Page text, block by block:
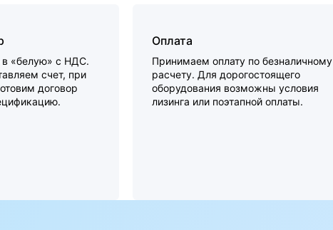
в «белую» с НДС.
счет, при
договор
Оплата
Принимаем оплату по безналичному
расчету. Для дорогостоящего
оборудования возможны условия
лизинга или поэтапной оплаты.